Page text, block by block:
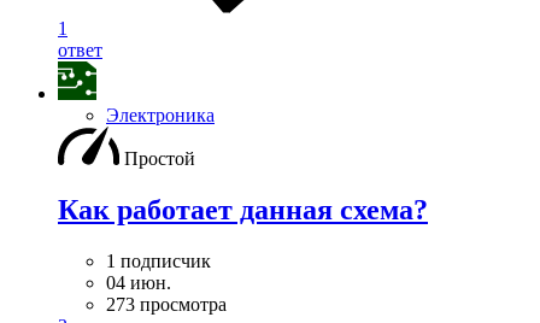
1
ответ
Электроника
Простой
Как работает данная схема?
1 подписчик
04 июн.
273 просмотра